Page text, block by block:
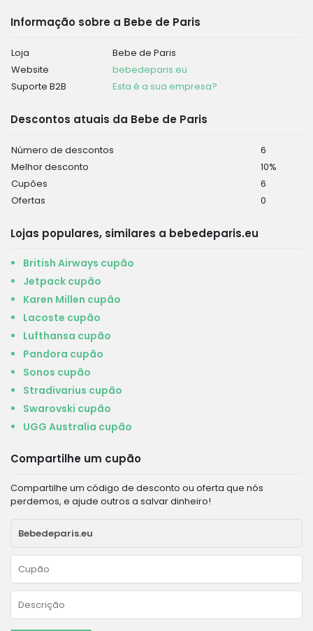
Informação sobre a Bebe de Paris
Loja
Bebe de Paris
Website
bebedeparis.eu
Suporte B2B
Esta é a sua empresa?
Descontos atuais da Bebe de Paris
Número de descontos
6
Melhor desconto
10%
Cupões
6
Ofertas
0
Lojas populares, similares a bebedeparis.eu
British Airways cupão
Jetpack cupão
Karen Millen cupão
Lacoste cupão
Lufthansa cupão
Pandora cupão
Sonos cupão
Stradivarius cupão
Swarovski cupão
UGG Australia cupão
Compartilhe um cupão
Compartilhe um código de desconto ou oferta que nós
perdemos, e ajude outros a salvar dinheiro!